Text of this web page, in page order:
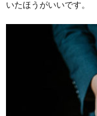
いたほうがいいです。